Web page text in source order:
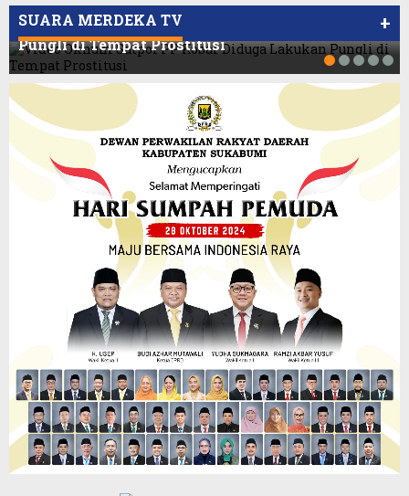
SUARA MERDEKA TV +
Billabong, Sekretaris GPI: Kedua Tokoh…
Jakarta
Video Oknum Satpol PP Kobar Diduga Lakukan
Pungli di Tempat Prostitusi